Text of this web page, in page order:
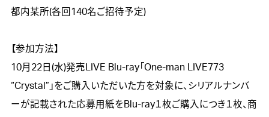
都内某所(各回140名ご招待予定)
【参加方法】
10月22日(水)発売LIVE Blu-ray「One-man LIVE773
“Crystal”」をご購入いただいた方を対象に、シリアルナンバ
ーが記載された応募用紙をBlu-ray１枚ご購入につき１枚、商